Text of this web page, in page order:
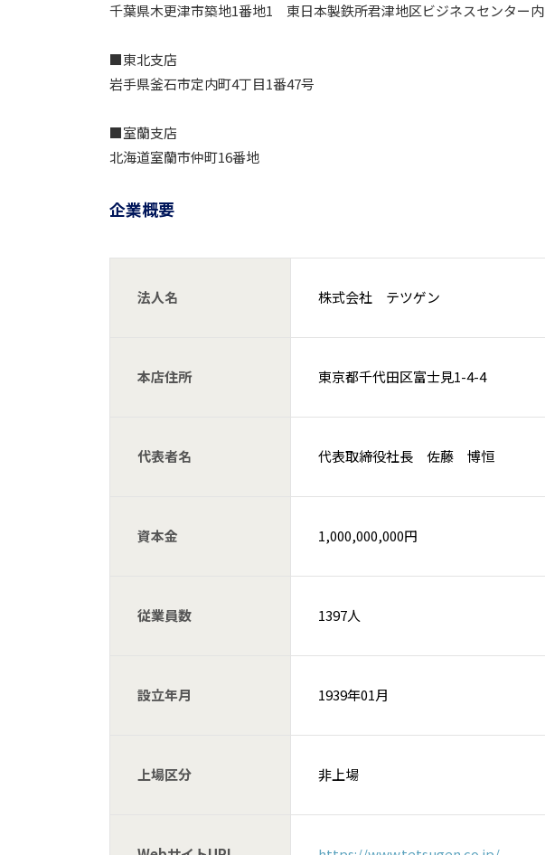
千葉県木更津市築地1番地1 東日本製鉄所君津地区ビジネスセンター内
■東北支店
岩手県釜石市定内町4丁目1番47号
■室蘭支店
北海道室蘭市仲町16番地
企業概要
法人名 株式会社 テツゲン
本店住所 東京都千代田区富士見1-4-4
代表者名 代表取締役社長 佐藤 博恒
資本金 1,000,000,000円
従業員数 1397人
設立年月 1939年01月
上場区分 非上場